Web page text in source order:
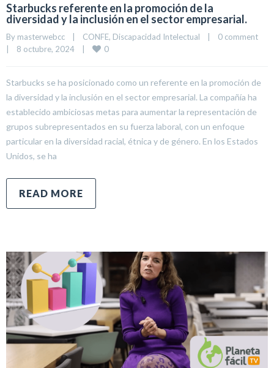
Starbucks referente en la promoción de la
diversidad y la inclusión en el sector empresarial.
By masterwebcc CONFE, Discapacidad Intelectual
0 comment
8 octubre, 2024 0
Starbucks se ha posicionado como un referente en la promoción de
la diversidad y la inclusión en el sector empresarial. La compañía ha
establecido ambiciosas metas para aumentar la representación de
grupos subrepresentados en su fuerza laboral, con un enfoque
particular en la diversidad racial, étnica y de género. En los Estados
Unidos, se ha
READ MORE